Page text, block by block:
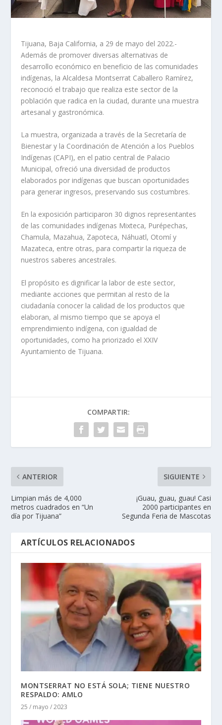
Tijuana, Baja California, a 29 de mayo del 2022.-
Además de promover diversas alternativas de
desarrollo económico en beneficio de las comunidades
indígenas, la Alcaldesa Montserrat Caballero Ramírez,
reconoció el trabajo que realiza este sector de la
población que radica en la ciudad, durante una muestra
artesanal y gastronómica.
La muestra, organizada a través de la Secretaría de
Bienestar y la Coordinación de Atención a los Pueblos
Indígenas (CAPI), en el patio central de Palacio
Municipal, ofreció una diversidad de productos
elaborados por indígenas que buscan oportunidades
para generar ingresos, preservando sus costumbres.
En la exposición participaron 30 dignos representantes
de las comunidades indígenas Mixteca, Purépechas,
Chamula, Mazahua, Zapoteca, Náhuatl, Otomí y
Mazateca, entre otras, para compartir la riqueza de
nuestros saberes ancestrales.
El propósito es dignificar la labor de este sector,
mediante acciones que permitan al resto de la
ciudadanía conocer la calidad de los productos que
elaboran, al mismo tiempo que se apoya el
emprendimiento indígena, con igualdad de
oportunidades, como ha priorizado el XXIV
Ayuntamiento de Tijuana.
COMPARTIR:
ANTERIOR
Limpian más de 4,000
metros cuadrados en “Un
día por Tijuana”
SIGUIENTE
¡Guau, guau, guau! Casi
2000 participantes en
Segunda Feria de Mascotas
ARTÍCULOS RELACIONADOS
MONTSERRAT NO ESTÁ SOLA; TIENE NUESTRO
RESPALDO: AMLO
25 / mayo / 2023